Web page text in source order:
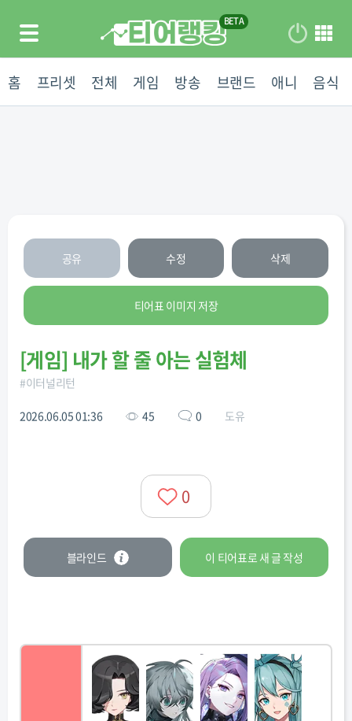
홈 프리셋 전체 게임 방송 브랜드 애니 음식
공유 수정 삭제
티어표 이미지 저장
[게임] 내가 할 줄 아는 실험체
#이터널리턴
2026.06.05 01:36 45 0 도유
0
블라인드 이 티어표로 새 글 작성